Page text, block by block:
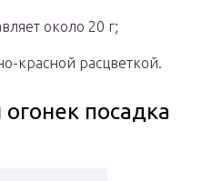
около 20 г;
красной расцветкой.
посадка